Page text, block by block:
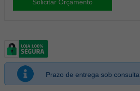
Prazo de entrega sob consulta